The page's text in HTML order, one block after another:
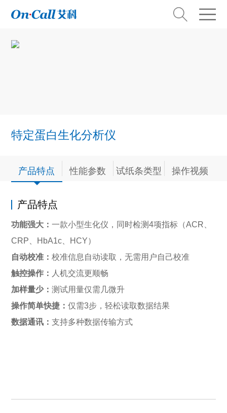
特定蛋白生化分析仪
产品特点 性能参数 试纸条类型 操作视频
产品特点
功能强大：一款小型生化仪，同时检测4项指标（ACR、
CRP、HbA1c、HCY）
自动校准：校准信息自动读取，无需用户自己校准
触控操作： 人机交流更顺畅
加样量少：测试用量仅需几微升
操作简单快捷：仅需3步，轻松读取数据结果
数据通讯：支持多种数据传输方式